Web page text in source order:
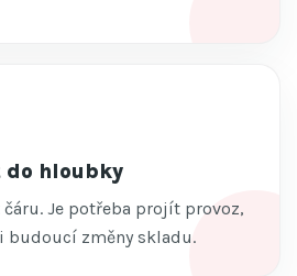
do hloubky
Je potřeba projít provoz,
budoucí změny skladu.